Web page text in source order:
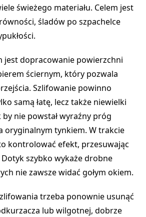
świeżego materiału. Celem jest
śladów po szpachelce
jest dopracowanie powierzchni
ściernym, który pozwala
Szlifowanie powinno
samą łatę, lecz także niewielki
by nie powstał wyraźny próg
oryginalnym tynkiem. W trakcie
kontrolować efekt, przesuwając
Dotyk szybko wykaże drobne
nie zawsze widać gołym okiem.
trzeba ponownie usunąć
lub wilgotnej, dobrze